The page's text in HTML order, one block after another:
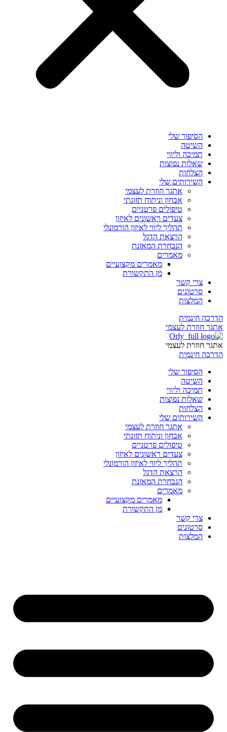
הסיפור שלי
השיטה
תמיכה וליווי
שאלות נפוצות
הצלחות
השירותים שלי
אתגר חוזרת לעצמי
אבחון וניתוח תזונתי
טיפולים פרטניים
צעדים ראשונים לאיזון
תהליך ליווי לאיזון הורמונלי
הרצאת הדגל
הנבחרת המאזנת
מאמרים
מאמרים מקצועיים
מן התקשורת
צרי קשר
סרטונים
המלצות
הדרכה חינמית
אתגר חוזרת לעצמי
אתגר חוזרת לעצמי
הדרכה חינמית
הסיפור שלי
השיטה
תמיכה וליווי
שאלות נפוצות
הצלחות
השירותים שלי
אתגר חוזרת לעצמי
אבחון וניתוח תזונתי
טיפולים פרטניים
צעדים ראשונים לאיזון
תהליך ליווי לאיזון הורמונלי
הרצאת הדגל
הנבחרת המאזנת
מאמרים
מאמרים מקצועיים
מן התקשורת
צרי קשר
סרטונים
המלצות